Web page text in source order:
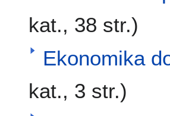
kat., 38 str.)
Ekonomika
kat., 3 str.)